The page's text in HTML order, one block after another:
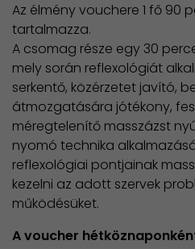
Az élmény vouchere 1 fő 90
tartalmazza.
A csomag része egy 30
mely során reflexológiát
serkentő, közérzetet javító,
átmozgatására jótékony,
méregtelenítő masszázst
nyomó technika
reflexológiai pontjainak
kezelni az adott szervek
működésüket.
A voucher